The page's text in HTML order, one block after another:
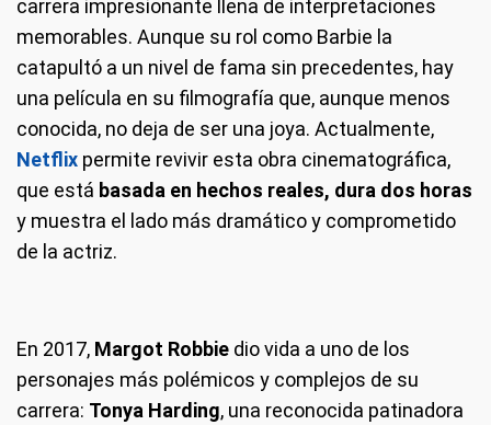
carrera impresionante llena de interpretaciones
memorables. Aunque su rol como Barbie la
catapultó a un nivel de fama sin precedentes, hay
una película en su filmografía que, aunque menos
conocida, no deja de ser una joya. Actualmente,
Netflix permite revivir esta obra cinematográfica,
que está basada en hechos reales, dura dos horas
y muestra el lado más dramático y comprometido
de la actriz.
En 2017, Margot Robbie dio vida a uno de los
personajes más polémicos y complejos de su
carrera: Tonya Harding, una reconocida patinadora